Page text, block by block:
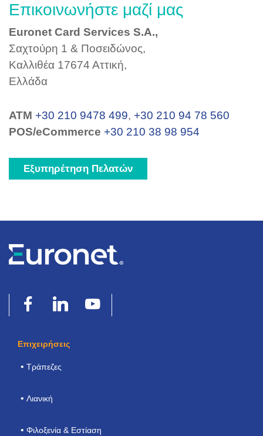
Επικοινωνήστε μαζί μας
Euronet Card Services S.A.,
Σαχτούρη 1 & Ποσειδώνος,
Καλλιθέα 17674 Αττική,
Ελλάδα
ΑΤΜ +30 210 9478 499, +30 210 94 78 560
POS/eCommerce +30 210 38 98 954
Εξυπηρέτηση Πελατών
Επιχειρήσεις
Τράπεζες
Λιανική
Φιλοξενία & Εστίαση